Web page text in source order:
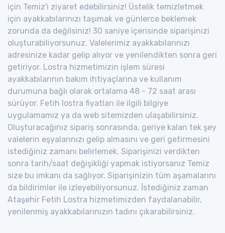
için Temiz'i ziyaret edebilirsiniz! Üstelik temizletmek
için ayakkabılarınızı taşımak ve günlerce beklemek
zorunda da değilsiniz! 30 saniye içerisinde siparişinizi
oluşturabiliyorsunuz. Valelerimiz ayakkabılarınızı
adresinize kadar gelip alıyor ve yenilendikten sonra geri
getiriyor. Lostra hizmetimizin işlem süresi
ayakkabılarının bakım ihtiyaçlarına ve kullanım
durumuna bağlı olarak ortalama 48 - 72 saat arası
sürüyor. Fetih lostra fiyatları ile ilgili bilgiye
uygulamamız ya da web sitemizden ulaşabilirsiniz.
Oluşturacağınız sipariş sonrasında, geriye kalan tek şey
valelerin eşyalarınızı gelip almasını ve geri getirmesini
istediğiniz zamanı belirlemek. Siparişinizi verdikten
sonra tarih/saat değişikliği yapmak istiyorsanız Temiz
size bu imkanı da sağlıyor. Siparişinizin tüm aşamalarını
da bildirimler ile izleyebiliyorsunuz. İstediğiniz zaman
Ataşehir Fetih Lostra hizmetimizden faydalanabilir,
yenilenmiş ayakkabılarınızın tadını çıkarabilirsiniz.